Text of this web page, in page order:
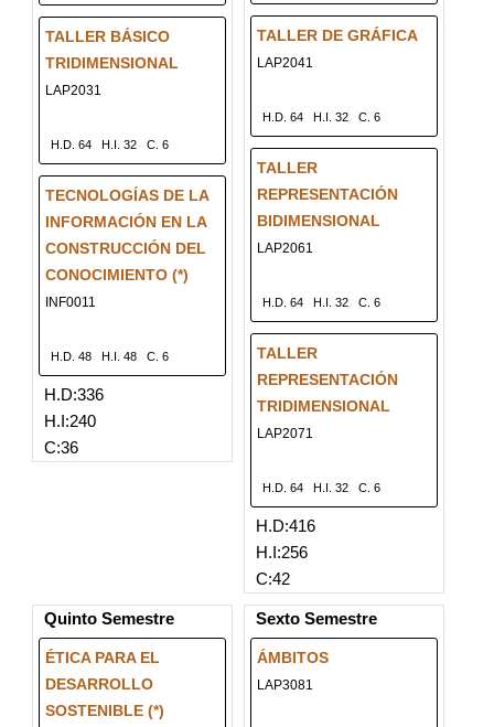
TALLER BÁSICO
TRIDIMENSIONAL
LAP2031
H.D. 64 H.I. 32 C. 6
TECNOLOGÍAS DE LA
INFORMACIÓN EN LA
CONSTRUCCIÓN DEL
CONOCIMIENTO (*)
INF0011
H.D. 48 H.I. 48 C. 6
H.D:336
H.I:240
C:36
TALLER DE GRÁFICA
LAP2041
H.D. 64 H.I. 32 C. 6
TALLER
REPRESENTACIÓN
BIDIMENSIONAL
LAP2061
H.D. 64 H.I. 32 C. 6
TALLER
REPRESENTACIÓN
TRIDIMENSIONAL
LAP2071
H.D. 64 H.I. 32 C. 6
H.D:416
H.I:256
C:42
Quinto Semestre
ÉTICA PARA EL
DESARROLLO
SOSTENIBLE (*)
Sexto Semestre
ÁMBITOS
LAP3081